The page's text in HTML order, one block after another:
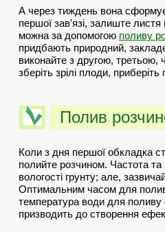
А через тиждень вона сформує
першої зав'язі, залиште листя
можна за допомогою поливу
придбають природний,
виконайте з другою, третьою,
зберіть зрілі плоди, приберіть
Полив
Коли з дня першої обкладка
полийте розчином. Частота та
вологості грунту; але,
Оптимальним часом для
температура води для поливу
призводить до створення